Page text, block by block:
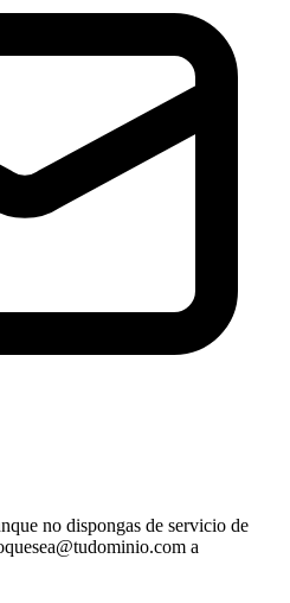
no dispongas de servicio de
a